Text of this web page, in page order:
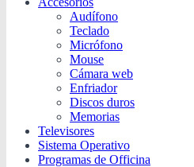
Audífono
Teclado
Micrófono
Mouse
Cámara web
Enfriador
Discos duros
Memorias
Televisores
Sistema Operativo
Programas de Officina